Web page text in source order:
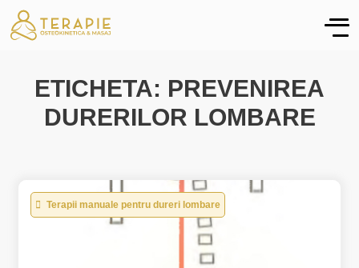
ETICHETA: PREVENIREA
DURERILOR LOMBARE
Terapii manuale pentru dureri lombare